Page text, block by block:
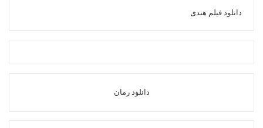
دانلود فیلم هندی
دانلود رمان